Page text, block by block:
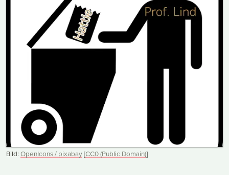
Bild:OpenIcons / pixabay[CC0 (Public Domain)]